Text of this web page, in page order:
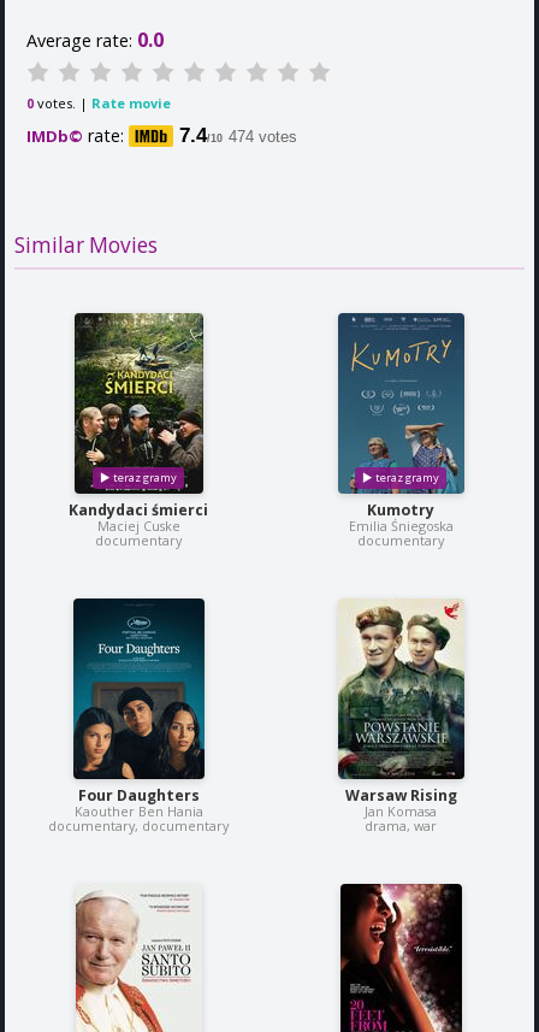
Average rate: 0.0
0 votes. | Rate movie
IMDb© rate: 7.4/10 474 votes
Similar Movies
Kandydaci śmierci
Maciej Cuske
documentary
Kumotry
Emilia Śniegoska
documentary
Four Daughters
Kaouther Ben Hania
documentary, documentary
Warsaw Rising
Jan Komasa
drama, war